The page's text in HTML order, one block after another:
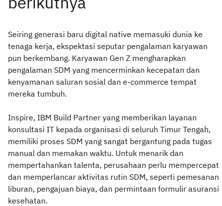
Seiring generasi baru digital native memasuki dunia ke
tenaga kerja, ekspektasi seputar pengalaman karyawan
pun berkembang. Karyawan Gen Z mengharapkan
pengalaman SDM yang mencerminkan kecepatan dan
kenyamanan saluran sosial dan e-commerce tempat
mereka tumbuh.
Inspire, IBM Build Partner yang memberikan layanan
konsultasi IT kepada organisasi di seluruh Timur Tengah,
memiliki proses SDM yang sangat bergantung pada tugas
manual dan memakan waktu. Untuk menarik dan
mempertahankan talenta, perusahaan perlu mempercepat
dan memperlancar aktivitas rutin SDM, seperti pemesanan
liburan, pengajuan biaya, dan permintaan formulir asuransi
kesehatan.